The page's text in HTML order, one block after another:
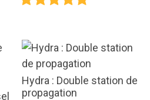
Hydra : Double station de
propagation